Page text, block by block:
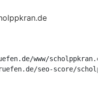
www/
seo-score/